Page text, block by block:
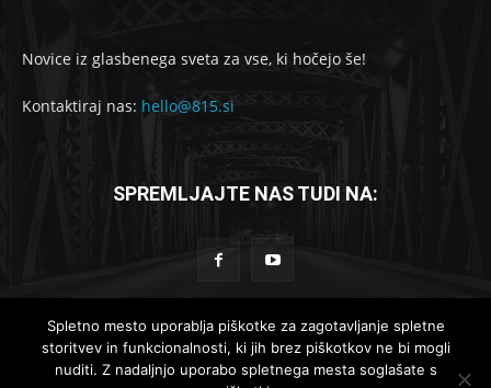
Novice iz glasbenega sveta za vse, ki hočejo še!
Kontaktiraj nas: hello@815.si
SPREMLJAJTE NAS TUDI NA:
© 2019-2025 - 815.si
Spletno mesto uporablja piškotke za zagotavljanje spletne
storitvev in funkcionalnosti, ki jih brez piškotkov ne bi mogli
nuditi. Z nadaljnjo uporabo spletnega mesta soglašate s